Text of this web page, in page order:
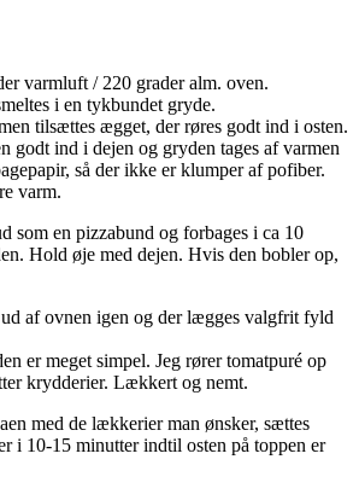
varmluft / 220 grader alm. oven.
i en tykbundet gryde.
tilsættes ægget, der røres godt ind i osten.
godt ind i dejen og gryden tages af varmen
så der ikke er klumper af pofiber.
varm.
som en pizzabund og forbages i ca 10
Hold øje med dejen. Hvis den bobler op,
af ovnen igen og der lægges valgfrit fyld
er meget simpel. Jeg rører tomatpuré op
krydderier. Lækkert og nemt.
med de lækkerier man ønsker, sættes
i 10-15 minutter indtil osten på toppen er